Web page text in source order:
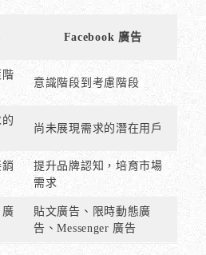
Facebook 廣告
階
意識階段到考慮階段
尚未展現需求的潛在用戶
提升品牌認知，培育市場
需求
廣
貼文廣告、限時動態廣
告、Messenger 廣告